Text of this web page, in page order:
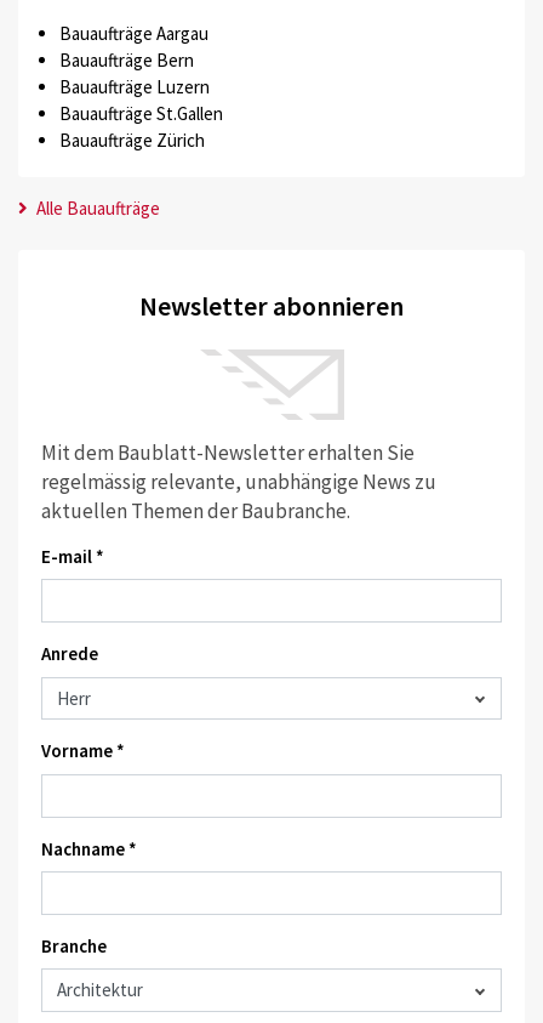
Bauaufträge Aargau
Bauaufträge Bern
Bauaufträge Luzern
Bauaufträge St.Gallen
Bauaufträge Zürich
Alle Bauaufträge
Newsletter abonnieren
Mit dem Baublatt-Newsletter erhalten Sie
regelmässig relevante, unabhängige News zu
aktuellen Themen der Baubranche.
E-mail *
Anrede
Vorname *
Nachname *
Branche